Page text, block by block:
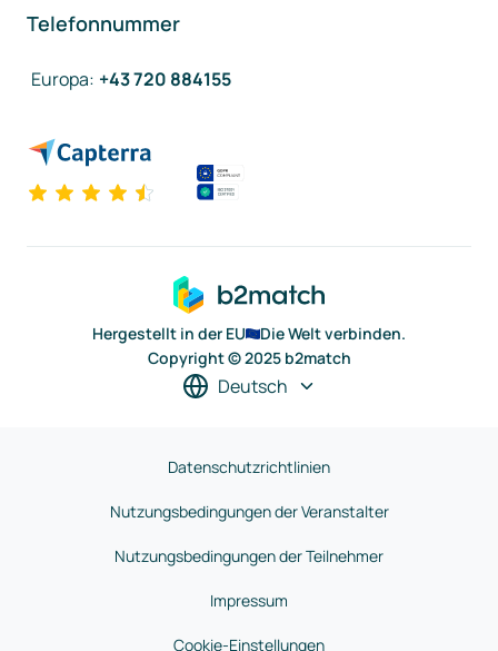
Telefonnummer
Europa: +43 720 884155
Hergestellt in der EU
Die Welt verbinden.
Copyright © 2025 b2match
Deutsch
Datenschutzrichtlinien
Nutzungsbedingungen der Veranstalter
Nutzungsbedingungen der Teilnehmer
Impressum
Cookie-Einstellungen